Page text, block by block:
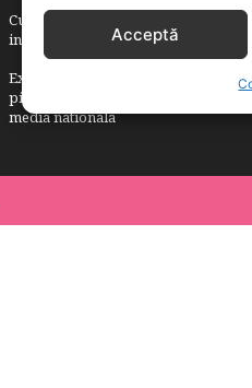
Acceptă
Cum recunoști un lapte de calitate și
informații merită verificate pe
Examenele Cambridge pentru
pierderile de puncte si obtii
media nationala